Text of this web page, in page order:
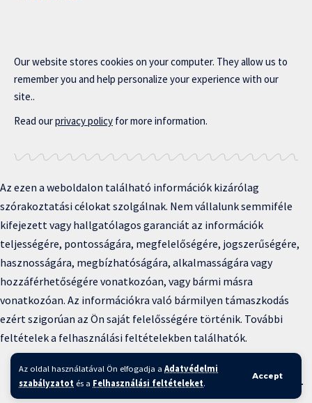
Az oldal használatával Ön elfogadja a Adatvédelmi
szabályzatot és a Felhasználási feltételeket.
Accept
Our website stores cookies on your computer. They allow us to
remember you and help personalize your experience with our
site..
Read ourprivacy policy for more information.
Az ezen a weboldalon található információk kizárólag
szórakoztatási célokat szolgálnak. Nem vállalunk semmiféle
kifejezett vagy hallgatólagos garanciát az információk
teljességére, pontosságára, megfelelőségére, jogszerűségére,
hasznosságára, megbízhatóságára, alkalmasságára vagy
hozzáférhetőségére vonatkozóan, vagy bármi másra
vonatkozóan. Az információkra való bármilyen támaszkodás
ezért szigorúan az Ön saját felelősségére történik. További
feltételek a felhasználási feltételekben találhatók.
Copyright © 2025 BFKH.hu
Felhasználási feltételek –Adatvédelmi irányelvek – Kapcsolat –